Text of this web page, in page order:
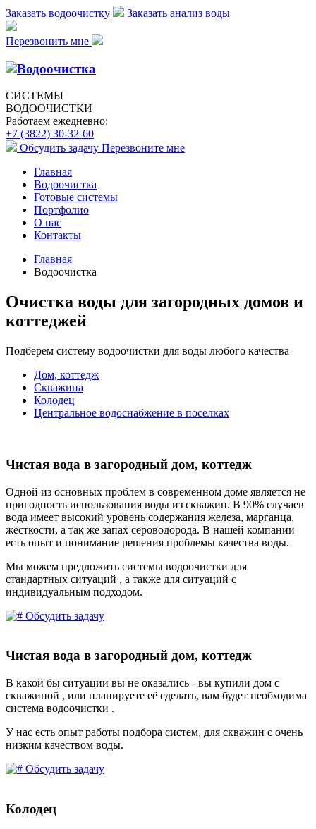
Заказать водоочистку Заказать анализ воды
Перезвонить мне
СИСТЕМЫ
ВОДООЧИСТКИ
Работаем ежедневно:
+7 (3822) 30-32-60
Обсудить задачу Перезвоните мне
Главная
Водоочистка
Готовые системы
Портфолио
О нас
Контакты
Главная
Водоочистка
Очистка воды для загородных домов и
коттеджей
Подберем систему водоочистки для воды любого качества
Дом, коттедж
Скважина
Колодец
Центральное водоснабжение в поселках
Чистая вода в загородный дом, коттедж
Одной из основных проблем в современном доме является не
пригодность использования воды из скважин. В 90% случаев
вода имеет высокий уровень содержания железа, марганца,
жесткости, а так же запах сероводорода. В нашей компании
есть опыт и понимание решения проблемы качества воды.
Мы можем предложить системы водоочистки для
стандартных ситуаций , а также для ситуаций с
индивидуальным подходом.
Обсудить задачу
Чистая вода в загородный дом, коттедж
В какой бы ситуации вы не оказались - вы купили дом с
скважиной , или планируете её сделать, вам будет необходима
система водоочистки .
У нас есть опыт работы подбора систем, для скважин с очень
низким качеством воды.
Обсудить задачу
Колодец